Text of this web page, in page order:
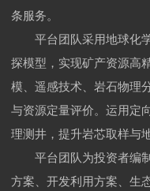
条服务。
平台团队采用地球化学
探模型，实现矿产资源高
模、遥感技术、岩石物理
与资源定量评价。运用定
理测井，提升岩芯取样与
平台团队为投资者编制
方案、开发利用方案、生